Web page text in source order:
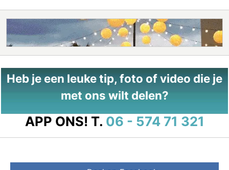
Heb je een leuke tip, foto of video die je
met ons wilt delen?
APP ONS! T. 06 - 574 71 321